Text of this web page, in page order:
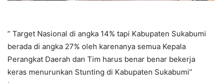
” Target Nasional di angka 14% tapi Kabupaten Sukabumi
berada di angka 27% oleh karenanya semua Kepala
Perangkat Daerah dan Tim harus benar benar bekerja
keras menurunkan Stunting di Kabupaten Sukabumi”